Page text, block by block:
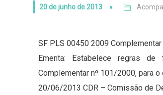
20 de junho de 2013
SF PLS 00450 2009 Complementar
Ementa: Estabelece regras
Complementar nº 101/2000, para
20/06/2013 CDR – Comissão de